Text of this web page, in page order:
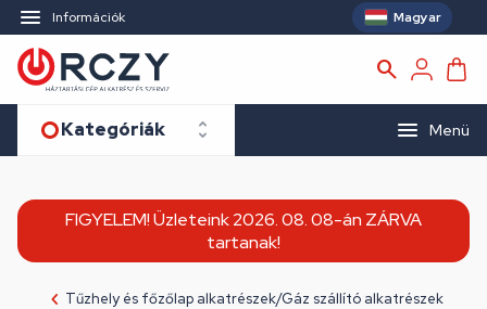
Információk Magyar
Kategóriák Menü
FIGYELEM! Üzleteink 2026. 08. 08-án ZÁRVA
tartanak!
Tűzhely és főzőlap alkatrészek/Gáz szállító alkatrészek